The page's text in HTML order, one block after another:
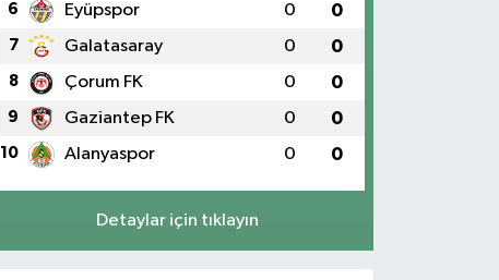
6 Eyüpspor 0 0
7 Galatasaray 0 0
8 Çorum FK 0 0
9 Gaziantep FK 0 0
10 Alanyaspor 0 0
Detaylar için tıklayın